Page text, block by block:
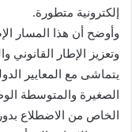
إلكترونية متطورة.
وأوضح أن هذا المسار
وتعزيز الإطار
يتماشى مع المعايير
الصغيرة والمتوسطة
الخاص من الاضطلاع